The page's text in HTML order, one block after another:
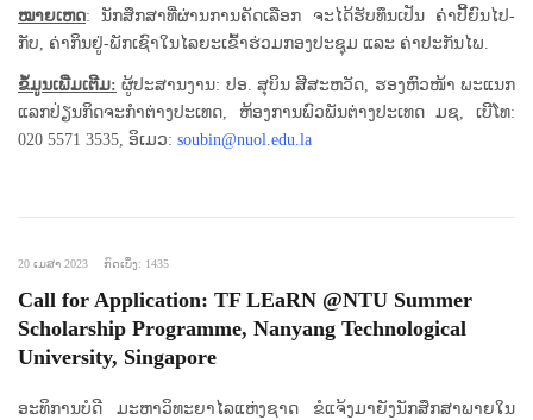
ໝາຍເຫດ: ນັກສຶກສາທີ່ຜ່ານການຄັດເລືອກ ຈະໄດ້ຮັບທຶນເປັນ ຄ່າປີ້ຍົນໄປ-
ກັບ, ຄ່າກິນຢູ່-ພັກເຊົາໃນໄລຍະເຂົ້າຮ່ວມກອງປະຊຸມ ແລະ ຄ່າປະກັນໄພ.
ຂໍ້ມູນເພີ່ມເຕີມ: ຜູ້ປະສານງານ: ປອ. ສຸບິນ ສີສະຫວັດ, ຮອງຫົວໜ້າ ພະແນກ
ແລກປ່ຽນກິດຈະກໍາຕ່າງປະເທດ, ຫ້ອງການພົວພັນຕ່າງປະເທດ ມຊ, ເບີໂທ:
020 5571 3535, ອິເມວ: soubin@nuol.edu.la
20 ເມສາ 2023 ກົດເບິ່ງ: 1435
Call for Application: TF LEaRN @NTU Summer
Scholarship Programme, Nanyang Technological
University, Singapore
ອະທິການບໍດີ ມະຫາວິທະຍາໄລແຫ່ງຊາດ ຂໍແຈ້ງມາຍັງນັກສຶກສາພາຍໃນ